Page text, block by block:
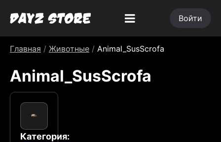
Войти
Главная / Животные / Animal_SusScrofa
Animal_SusScrofa
Категория: